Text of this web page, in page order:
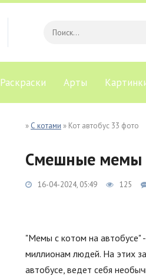
Раскраски Арты
» С котами » Кот автобус 33 фото
Смешные мемы
16-04-2024, 05:49 125
"Мемы с котом на автобусе"
миллионам людей. На этих
автобусе, ведет себя